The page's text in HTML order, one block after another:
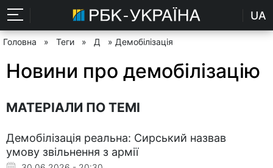
UA
Головна » Теги » Д » Демобілізація
Новини про демобілізацію
МАТЕРІАЛИ ПО ТЕМІ
Демобілізація реальна: Сирський назвав
умову звільнення з армії